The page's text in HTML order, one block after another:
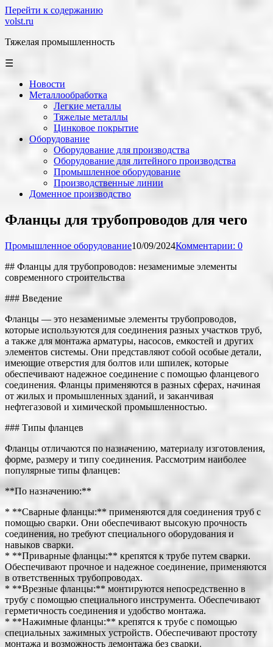
Перейти к содержанию
volst.ru
Тяжелая промышленность
☰
Новости
Металлообработка
Легкие металлы
Тяжелые металлы
Цинковое покрытие
Оборудование
Оборудование для производства
Оборудование для литейного производства
Промышленное оборудование
Производственные линии
Доменное производство
Фланцы для трубопроводов для чего
Промышленное оборудование10/09/2024Комментарии: 0
## Фланцы для трубопроводов: незаменимые элементы
современного строительства
### Введение
Фланцы — это незаменимые элементы трубопроводов,
которые используются для соединения разных участков труб,
а также для монтажа арматуры, насосов, емкостей и других
элементов системы. Они представляют собой особые детали,
имеющие отверстия для болтов или шпилек, которые
обеспечивают надежное соединение с помощью фланцевого
соединения. Фланцы применяются в разных сферах, начиная
от жилых и промышленных зданий, и заканчивая
нефтегазовой и химической промышленностью.
### Типы фланцев
Фланцы отличаются по назначению, материалу изготовления,
форме, размеру и типу соединения. Рассмотрим наиболее
популярные типы фланцев:
**По назначению:**
* **Сварные фланцы:** применяются для соединения труб с
помощью сварки. Они обеспечивают высокую прочность
соединения, но требуют специального оборудования и
навыков сварки.
* **Приварные фланцы:** крепятся к трубе путем сварки.
Обеспечивают прочное и надежное соединение, применяются
в ответственных трубопроводах.
* **Врезные фланцы:** монтируются непосредственно в
трубу с помощью специального инструмента. Обеспечивают
герметичность соединения и удобство монтажа.
* **Нажимные фланцы:** крепятся к трубе с помощью
специальных зажимных устройств. Обеспечивают простоту
монтажа и возможность демонтажа без сварки.